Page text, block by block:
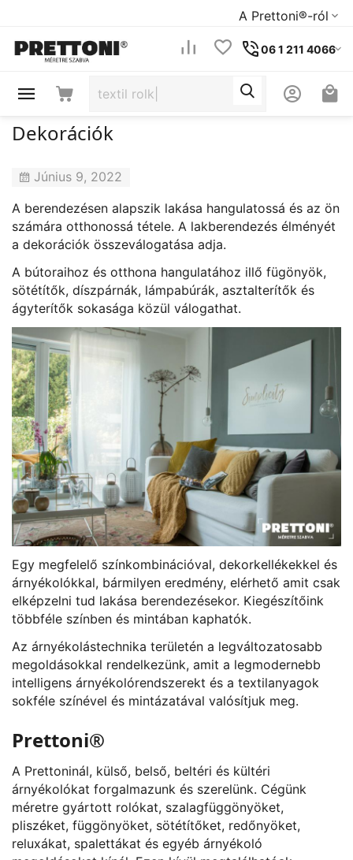
A Prettoni®-ról
06 1 211 4066
Dekorációk
Június 9, 2022
A berendezésen alapszik lakása hangulatossá és az ön
számára otthonossá tétele. A lakberendezés élményét
a dekorációk összeválogatása adja.
A bútoraihoz és otthona hangulatához illő fügönyök,
sötétítők, díszpárnák, lámpabúrák, asztalterítők és
ágyterítők sokasága közül válogathat.
Egy megfelelő színkombinációval, dekorkellékekkel és
árnyékolókkal, bármilyen eredmény, elérhető amit csak
elképzelni tud lakása berendezésekor. Kiegészítőink
többféle színben és mintában kaphatók.
Az árnyékolástechnika területén a legváltozatosabb
megoldásokkal rendelkezünk, amit a legmodernebb
intelligens árnyékolórendszerekt és a textilanyagok
sokféle színével és mintázatával valósítjuk meg.
Prettoni®
A Prettoninál, külső, belső, beltéri és kültéri
árnyékolókat forgalmazunk és szerelünk. Cégünk
méretre gyártott rolókat, szalagfüggönyöket,
pliszéket, függönyöket, sötétítőket, redőnyöket,
reluxákat, spalettákat és egyéb árnyékoló